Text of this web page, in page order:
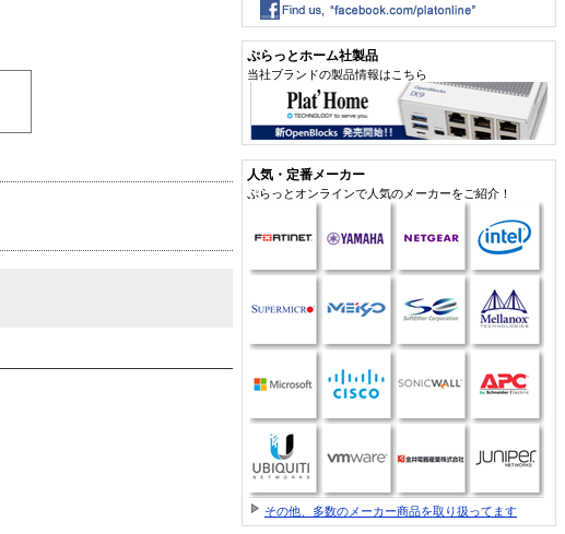
ぷらっとホーム社製品
当社ブランドの製品情報はこちら
人気・定番メーカー
ぷらっとオンラインで人気のメーカーをご紹介！
その他、多数のメーカー商品を取り扱ってます